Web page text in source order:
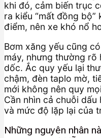
khi đó, cảm biến trục
ra kiểu “mất đồng bộ”
điểm, nên xe khó nổ
Bơm xăng yếu cũng
máy, nhưng thường rõ
dốc. Ắc quy yếu lại
chậm, đèn taplo mờ,
mới không nên quy
Cần nhìn cả chuỗi
và mức độ lặp lại của
Những nguyên nhân